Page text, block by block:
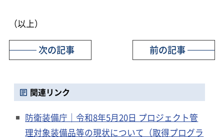
（以上）
前の記事
次の記事
関連リンク
防衛装備庁｜令和8年5月20日 プロジェクト管
理対象装備品等の現状について（取得プログラ